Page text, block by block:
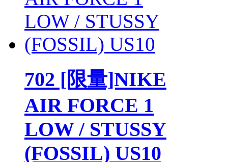
702 [限量]NIKE
AIR FORCE 1
LOW / STUSSY
(FOSSIL) US10